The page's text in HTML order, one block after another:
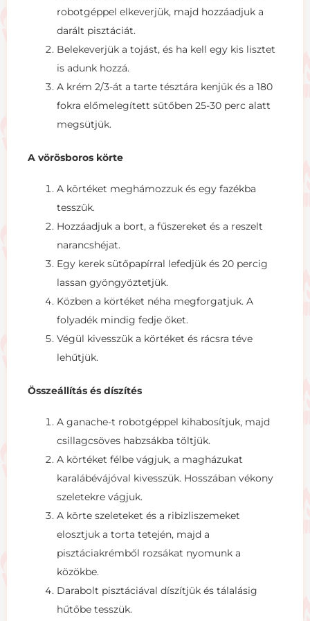
robotgéppel elkeverjük, majd hozzáadjuk a
darált pisztáciát.
Belekeverjük a tojást, és ha kell egy kis lisztet
is adunk hozzá.
A krém 2/3-át a tarte tésztára kenjük és a 180
fokra előmelegített sütőben 25-30 perc alatt
megsütjük.
A vörösboros körte
A körtéket meghámozzuk és egy fazékba
tesszük.
Hozzáadjuk a bort, a fűszereket és a reszelt
narancshéjat.
Egy kerek sütőpapírral lefedjük és 20 percig
lassan gyöngyöztetjük.
Közben a körtéket néha megforgatjuk. A
folyadék mindig fedje őket.
Végül kivesszük a körtéket és rácsra téve
lehűtjük.
Összeállítás és díszítés
A ganache-t robotgéppel kihabosítjuk, majd
csillagcsöves habzsákba töltjük.
A körtéket félbe vágjuk, a magházukat
karalábévájóval kivesszük. Hosszában vékony
szeletekre vágjuk.
A körte szeleteket és a ribizliszemeket
elosztjuk a torta tetején, majd a
pisztáciakrémből rozsákat nyomunk a
közökbe.
Darabolt pisztáciával díszítjük és tálalásig
hűtőbe tesszük.